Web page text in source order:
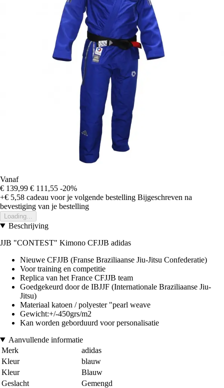
Vanaf
€ 139,99 € 111,55 -20%
+€ 5,58 cadeau voor je volgende bestelling Bijgeschreven na
bevestiging van je bestelling
Loading...
Beschrijving
JJB "CONTEST" Kimono CFJJB adidas
Nieuwe CFJJB (Franse Braziliaanse Jiu-Jitsu Confederatie)
Voor training en competitie
Replica van het France CFJJB team
Goedgekeurd door de IBJJF (Internationale Braziliaanse Jiu-
Jitsu)
Materiaal katoen / polyester "pearl weave
Gewicht:+/-450grs/m2
Kan worden geborduurd voor personalisatie
Aanvullende informatie
Merk
adidas
Kleur
blauw
Kleur
Blauw
Geslacht
Gemengd